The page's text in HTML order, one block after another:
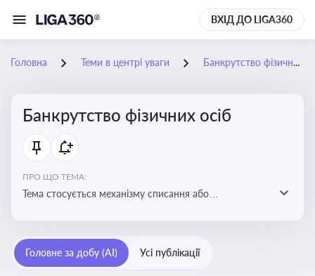
ВХІД ДО LIGA360
Головна Теми в центрі уваги Банкрутство фізичних осіб
Банкрутство фізичних осіб
ПРО ЩО ТЕМА:
Тема стосується механізму списання або
права як боржника, так і кредиторів
Головне за добу (AI) Усі публікації